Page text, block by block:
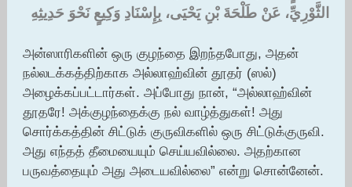
الثَّوْرِيِّ، عَنْ طَلْحَةَ بْنِ يَحْيَى، بِإِسْنَادِ وَكِيعٍ نَحْوَ حَدِيثِهِ ‏
அன்ஸாரிகளின் ஒரு குழந்தை இறந்தபோது, அதன்
நல்லடக்கத்திற்காக அல்லாஹ்வின் தூதர் (ஸல்)
அழைக்கப்பட்டார்கள். அப்போது நான், “அல்லாஹ்வின்
தூதரே! அக்குழந்தைக்கு நல் வாழ்த்துகள்! அது
சொர்க்கத்தின் சிட்டுக் குருவிகளில் ஒரு சிட்டுக்குருவி.
அது எந்தத் தீமையையும் செய்யவில்லை. அதற்கான
பருவத்தையும் அது அடையவில்லை” என்று சொன்னேன்.